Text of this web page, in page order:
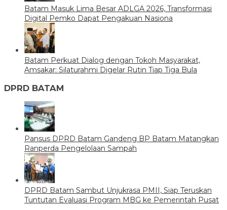
Batam Masuk Lima Besar ADLGA 2026, Transformasi
Digital Pemko Dapat Pengakuan Nasiona
Batam Perkuat Dialog dengan Tokoh Masyarakat,
Amsakar: Silaturahmi Digelar Rutin Tiap Tiga Bula
DPRD BATAM
Pansus DPRD Batam Gandeng BP Batam Matangkan
Ranperda Pengelolaan Sampah
DPRD Batam Sambut Unjukrasa PMII, Siap Teruskan
Tuntutan Evaluasi Program MBG ke Pemerintah Pusat